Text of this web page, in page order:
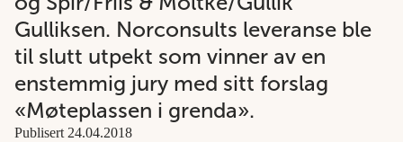
Gulliksen. Norconsults leveranse ble
til slutt utpekt som vinner av en
enstemmig jury med sitt forslag
«Møteplassen i grenda».
Publisert 24.04.2018